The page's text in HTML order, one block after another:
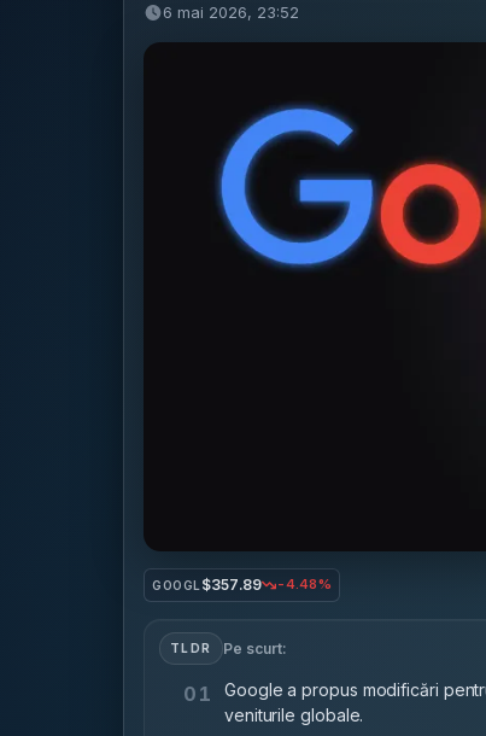
6 mai 2026, 23:52
GOOGL $357.89 -4.48%
TLDR Pe scurt:
01
Google a propus modificări
veniturile globale.